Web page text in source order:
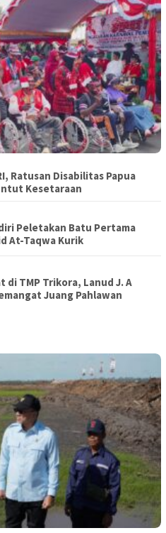
Ratusan Disabilitas Papua
Kesetaraan
Peletakan Batu Pertama
At-Taqwa Kurik
di TMP Trikora, Lanud J. A
Juang Pahlawan